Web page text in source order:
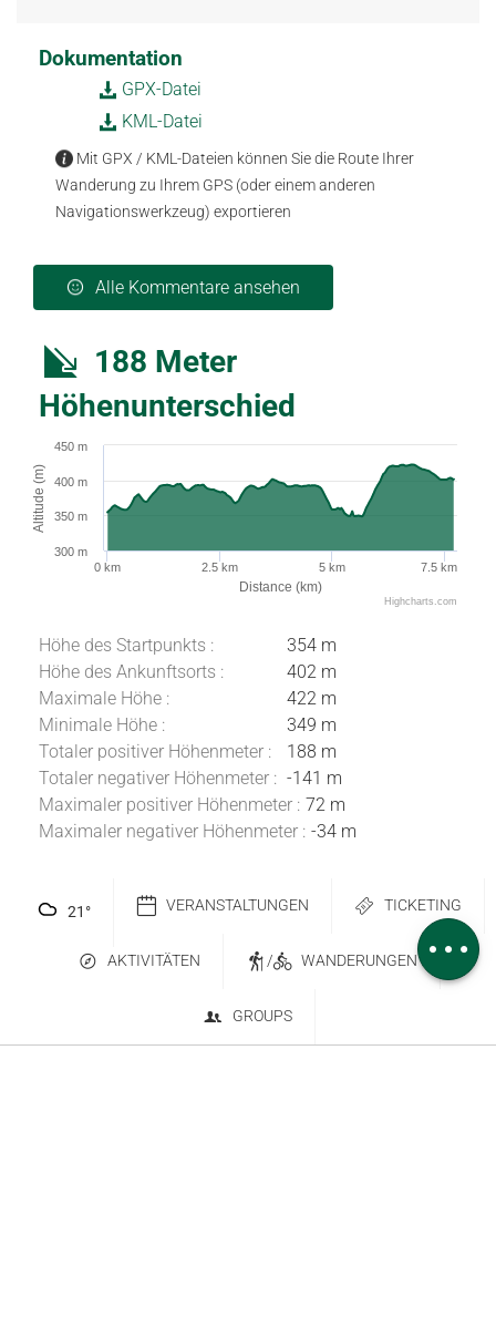
Kommentare
Dokumentation
GPX-Datei
KML-Datei
Mit GPX / KML-Dateien können Sie die Route Ihrer
Wanderung zu Ihrem GPS (oder einem anderen
Navigationswerkzeug) exportieren
Alle Kommentare ansehen
188 Meter
Höhenunterschied
Distance (km)
Altitude (m)
0 km 2.5 km 5 km 7.5 km
300 m
350 m
400 m
450 m
Highcharts.com
Höhe des Startpunkts :
354 m
Höhe des Ankunftsorts :
402 m
Maximale Höhe :
422 m
Minimale Höhe :
349 m
Totaler positiver Höhenmeter :
188 m
Totaler negativer Höhenmeter : -141 m
Maximaler positiver Höhenmeter : 72 m
Maximaler negativer Höhenmeter : -34 m
21 ° VERANSTALTUNGEN TICKETING
AKTIVITÄTEN / WANDERUNGEN
GROUPS